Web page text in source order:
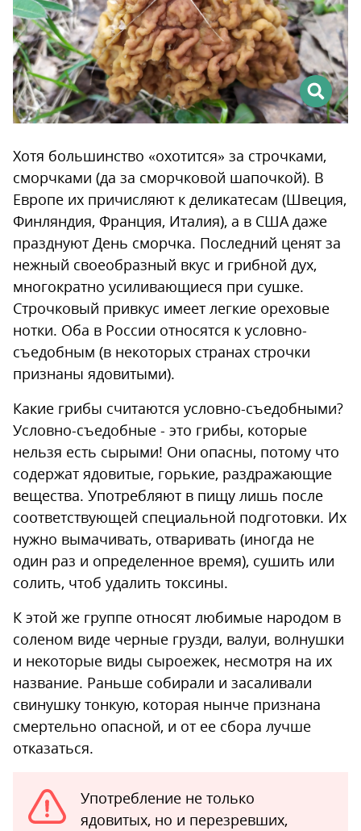
Хотя большинство «охотится» за строчками,
сморчками (да за сморчковой шапочкой). В
Европе их причисляют к деликатесам (Швеция,
Финляндия, Франция, Италия), а в США даже
празднуют День сморчка. Последний ценят за
нежный своеобразный вкус и грибной дух,
многократно усиливающиеся при сушке.
Строчковый привкус имеет легкие ореховые
нотки. Оба в России относятся к условно-
съедобным (в некоторых странах строчки
признаны ядовитыми).
Какие грибы считаются условно-съедобными?
Условно-съедобные - это грибы, которые
нельзя есть сырыми! Они опасны, потому что
содержат ядовитые, горькие, раздражающие
вещества. Употребляют в пищу лишь после
соответствующей специальной подготовки. Их
нужно вымачивать, отваривать (иногда не
один раз и определенное время), сушить или
солить, чтоб удалить токсины.
К этой же группе относят любимые народом в
соленом виде черные грузди, валуи, волнушки
и некоторые виды сыроежек, несмотря на их
название. Раньше собирали и засаливали
свинушку тонкую, которая нынче признана
смертельно опасной, и от ее сбора лучше
отказаться.
Употребление не только
ядовитых, но и перезревших,